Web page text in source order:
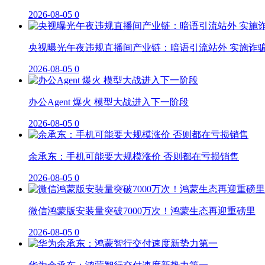
2026-08-05 0
央视曝光午夜违规直播间产业链：暗语引流站外 实施诈
2026-08-05 0
办公Agent 爆火 模型大战进入下一阶段
2026-08-05 0
余承东：手机可能要大规模涨价 否则都在亏损销售
2026-08-05 0
微信鸿蒙版安装量突破7000万次！鸿蒙生态再迎重磅里
2026-08-05 0